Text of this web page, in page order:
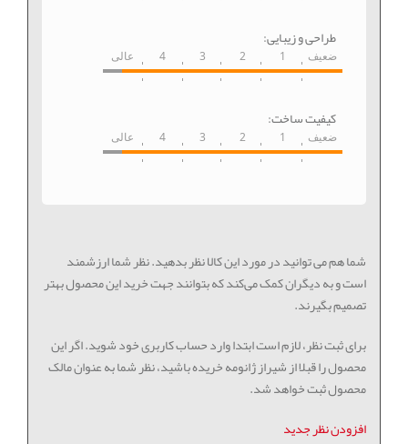
طراحی و زیبایی:
ضعیف 1
2
3
4 عالی
کیفیت ساخت:
ضعیف 1
2
3
4 عالی
شما هم می توانید در مورد این کالا نظر بدهید. نظر شما ارزشمند
است و به دیگران کمک می‌کند که بتوانند جهت خرید این محصول بهتر
تصمیم بگیرند.
برای ثبت نظر، لازم است ابتدا وارد حساب کاربری خود شوید. اگر این
محصول را قبلا از شیراز ژانومه خریده باشید، نظر شما به عنوان مالک
محصول ثبت خواهد شد.
افزودن نظر جدید